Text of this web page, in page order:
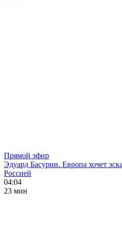
Прямой эфир
Эдуард Басурин. Европа хочет
Россией
04:04
23 мин